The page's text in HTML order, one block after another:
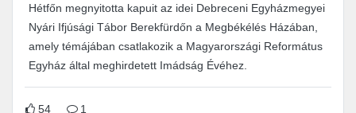
Hétfőn megnyitotta kapuit az idei Debreceni Egyházmegyei
Nyári Ifjúsági Tábor Berekfürdőn a Megbékélés Házában,
amely témájában csatlakozik a Magyarországi Református
Egyház által meghirdetett Imádság Évéhez.
54 1